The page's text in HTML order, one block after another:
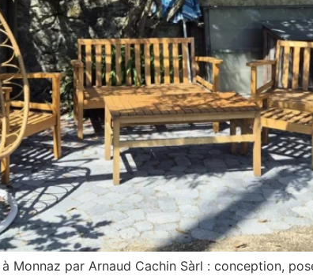
Monnaz par Arnaud Cachin Sàrl : conception,